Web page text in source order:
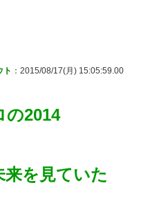
ト ：2015/08/17(月) 15:05:59.00
の2014
を見ていた